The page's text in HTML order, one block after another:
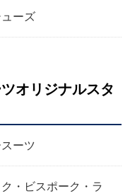
ーズ
オリジナルスタ
ーツ
・ビスポーク・ラ